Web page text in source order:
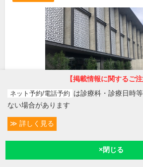
所在地・電話番号
鹿児島県鹿児島市田上2-27-17[地図]
099-202-0007
【掲載情報に関するご注
ネット予約/電話予約 は診療科・診療日時
ない場合があります
詳しく見る